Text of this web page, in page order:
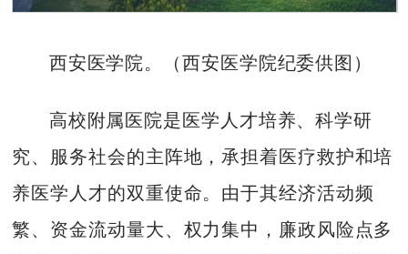
西安医学院。（西安医学院纪委供图）
高校附属医院是医学人才培养、科学研
究、服务社会的主阵地，承担着医疗救护和培
养医学人才的双重使命。由于其经济活动频
繁、资金流动量大、权力集中，廉政风险点多